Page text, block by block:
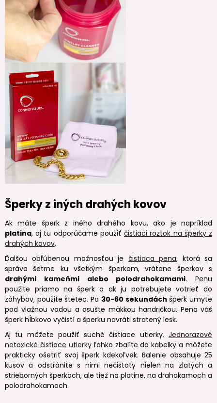
Šperky z iných drahých kovov
Ak máte šperk z iného drahého kovu, ako je napríklad
platina, aj tu odporúčame použiťčistiaci roztok na šperky z
drahých kovov.
Ďalšou obľúbenou možnosťou je čistiaca pena, ktorá sa
správa šetrne ku všetkým šperkom, vrátane šperkov s
drahými kameňmi alebo polodrahokamami. Penu
použite priamo na šperk a ak ju potrebujete votrieť do
záhybov, použite štetec. Po 30-60 sekundách šperk umyte
pod vlažnou vodou a osušte mäkkou handričkou. Pena váš
šperk hĺbkovo vyčistí a šperku navráti stratený lesk.
Aj tu môžete použiť suché čistiace utierky. Jednorazové
netoxické čistiace utierkyľahko zbalíte do kabelky a môžete
prakticky ošetriť svoj šperk kdekoľvek. Balenie obsahuje 25
kusov a odstránite s nimi nečistoty nielen na zlatých a
strieborných šperkoch, ale tiež na platine, na drahokamoch a
polodrahokamoch.